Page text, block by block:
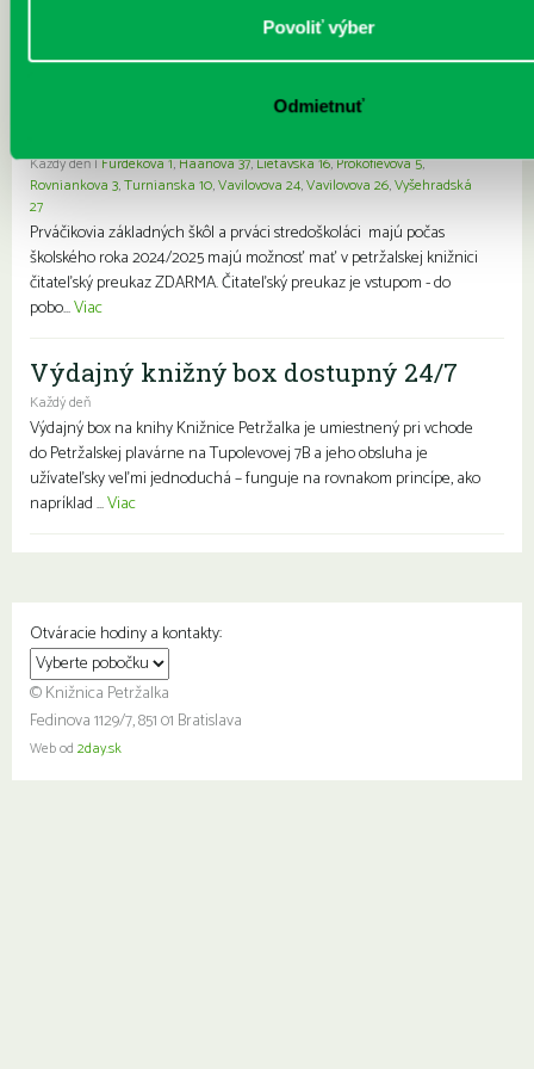
Povoliť výber
Odmietnuť
knihy a e-knihy, ale aj audioknihy! Vstúpte do sveta príbehov...
Prvýkrát do školy, prvýkrát do
knižnice- zápis prváčikov a prvákov
Každý deň |Furdekova 1,Haanova 37,Lietavská 16,Prokofievova 5,
Rovniankova 3,Turnianska 10,Vavilovova 24,Vavilovova 26,Vyšehradská
27
Prváčikovia základných škôl a prváci stredoškoláci majú počas
školského roka 2024/2025 majú možnosť mať v petržalskej knižnici
čitateľský preukaz ZDARMA. Čitateľský preukaz je vstupom - do
pobo...Viac
Výdajný knižný box dostupný 24/7
Každý deň
Výdajný box na knihy Knižnice Petržalka je umiestnený pri vchode
do Petržalskej plavárne na Tupolevovej 7B a jeho obsluha je
užívateľsky veľmi jednoduchá – funguje na rovnakom princípe, ako
napríklad ...Viac
Otváracie hodiny a kontakty:
© Knižnica Petržalka
Fedinova 1129/7, 851 01 Bratislava
Web od 2day.sk